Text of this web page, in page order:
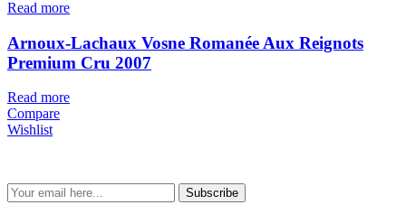
Read more
Arnoux-Lachaux Vosne Romanée Aux Reignots
Premium Cru 2007
Read more
Compare
Wishlist
Subscribe